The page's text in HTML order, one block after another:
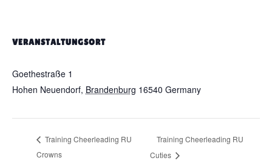
VERANSTALTUNGSORT
Goethestraße 1
Hohen Neuendorf, Brandenburg 16540 Germany
Training Cheerleading RU
Crowns
Training Cheerleading RU
Cuties